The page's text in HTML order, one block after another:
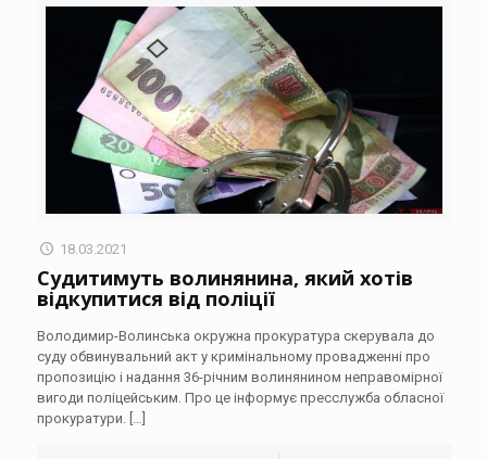
18.03.2021
Судитимуть волинянина, який хотів
відкупитися від поліції
Володимир-Волинська окружна прокуратура скерувала до
суду обвинувальний акт у кримінальному провадженні про
пропозицію і надання 36-річним волинянином неправомірної
вигоди поліцейським. Про це інформує пресслужба обласної
прокуратури.[…]